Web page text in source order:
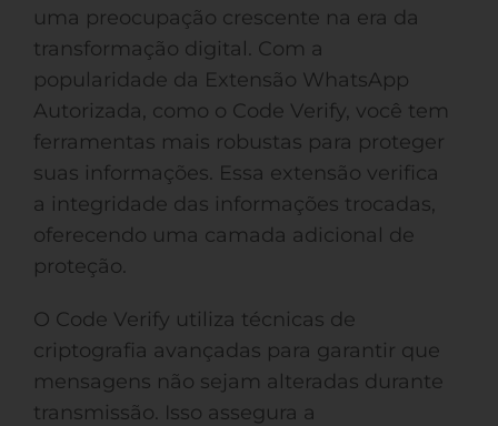
uma preocupação crescente na era da
transformação digital. Com a
popularidade da Extensão WhatsApp
Autorizada, como o Code Verify, você tem
ferramentas mais robustas para proteger
suas informações. Essa extensão verifica
a integridade das informações trocadas,
oferecendo uma camada adicional de
proteção.
O Code Verify utiliza técnicas de
criptografia avançadas para garantir que
mensagens não sejam alteradas durante
transmissão. Isso assegura a